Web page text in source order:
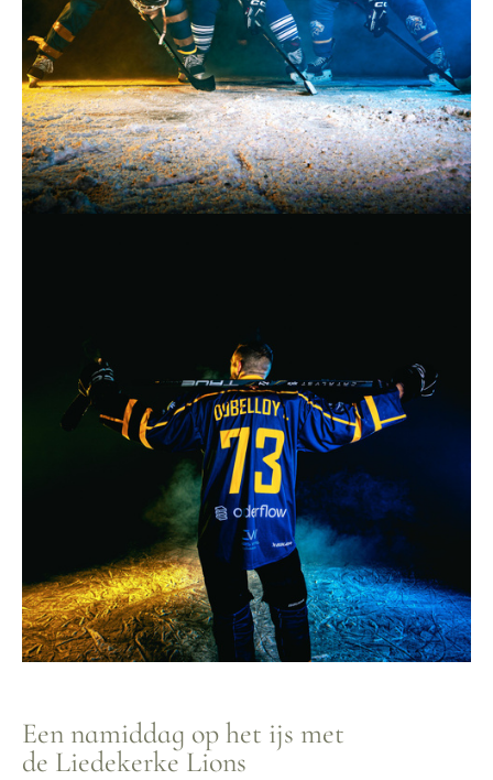
Een namiddag op het ijs met
de Liedekerke Lions